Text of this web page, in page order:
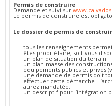
Permis de construire
Demande et suivi sur
Le permis de construire est
Le dossier de permis de
tous les renseignements
êtes propriétaire, soit vous
un plan de situation du terrain
un plan-masse des
équipements publics et privés
une demande de permis doit
effectuer cette démarche :
aurez mandatée.
un descriptif pour l’intégration